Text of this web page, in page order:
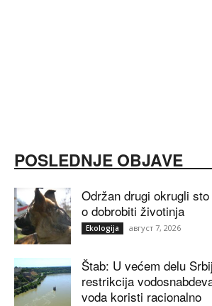
POSLEDNJE OBJAVE
Održan drugi okrugli
o dobrobiti životinja
Ekologija август 7, 2026
Štab: U većem delu
restrikcija
voda koristi racionalno